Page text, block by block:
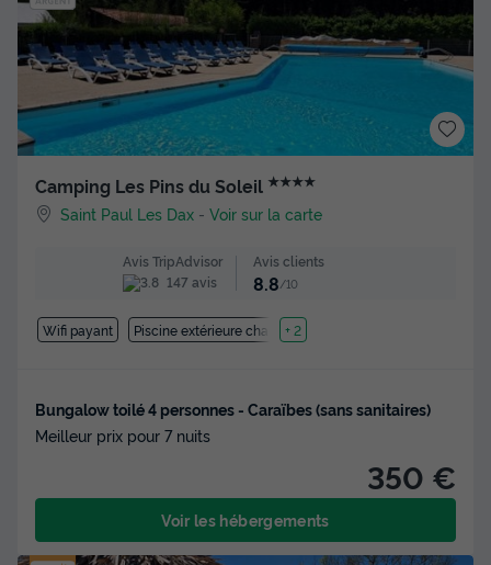
Camping Les Pins du Soleil ★★★★
Saint Paul Les Dax -Voir sur la carte
Avis TripAdvisor
147 avis
Avis clients
8.8/10
Wifi payant Piscine extérieure chauffée
+ 2
Bungalow toilé 4 personnes - Caraïbes (sans sanitaires)
Meilleur prix pour 7 nuits
350 €
Voir les hébergements